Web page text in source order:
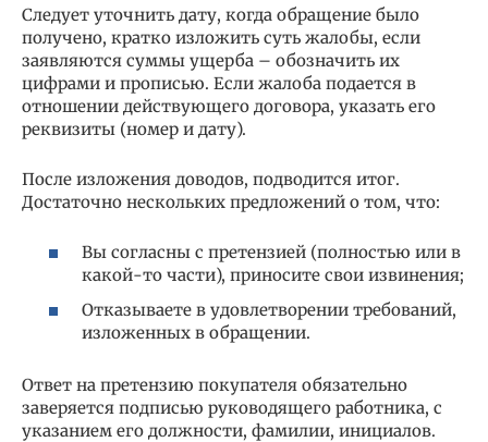
Следует уточнить дату, когда обращение было
получено, кратко изложить суть жалобы, если
заявляются суммы ущерба – обозначить их
цифрами и прописью. Если жалоба подается в
отношении действующего договора, указать его
реквизиты (номер и дату).
После изложения доводов, подводится итог.
Достаточно нескольких предложений о том, что:
Вы согласны с претензией (полностью или в
какой-то части), приносите свои извинения;
Отказываете в удовлетворении требований,
изложенных в обращении.
Ответ на претензию покупателя обязательно
заверяется подписью руководящего работника, с
указанием его должности, фамилии, инициалов.